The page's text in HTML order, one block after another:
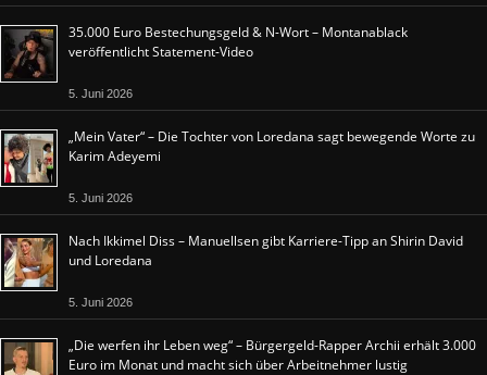
35.000 Euro Bestechungsgeld & N-Wort – Montanablack
veröffentlicht Statement-Video
5. Juni 2026
„Mein Vater“ – Die Tochter von Loredana sagt bewegende Worte zu
Karim Adeyemi
5. Juni 2026
Nach Ikkimel Diss – Manuellsen gibt Karriere-Tipp an Shirin David
und Loredana
5. Juni 2026
„Die werfen ihr Leben weg“ – Bürgergeld-Rapper Archii erhält 3.000
Euro im Monat und macht sich über Arbeitnehmer lustig